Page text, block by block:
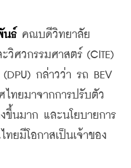
นธ์ คณบดีวิทยาลัย
วิศวกรรมศาสตร์ (CITE)
กล่าวว่า รถ BEV
ทยมาจากการปรับตัว
ขึ้นมาก และนโยบายการ
ทยมีโอกาสเป็นเจ้าของ